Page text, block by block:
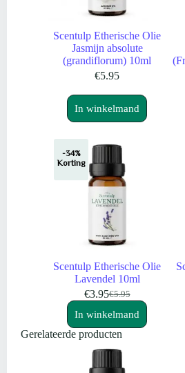
Scentulp Etherische Olie
Jasmijn absolute
(grandiflorum) 10ml
€5.95
In winkelmand
-34%
Korting
Scentulp Etherische Olie
Lavendel 10ml
€5.95
Oorspronkelijke
prijs
€5.95.
€3.95Huidige
prijs
€3.95.
In winkelmand
Gerelateerde producten